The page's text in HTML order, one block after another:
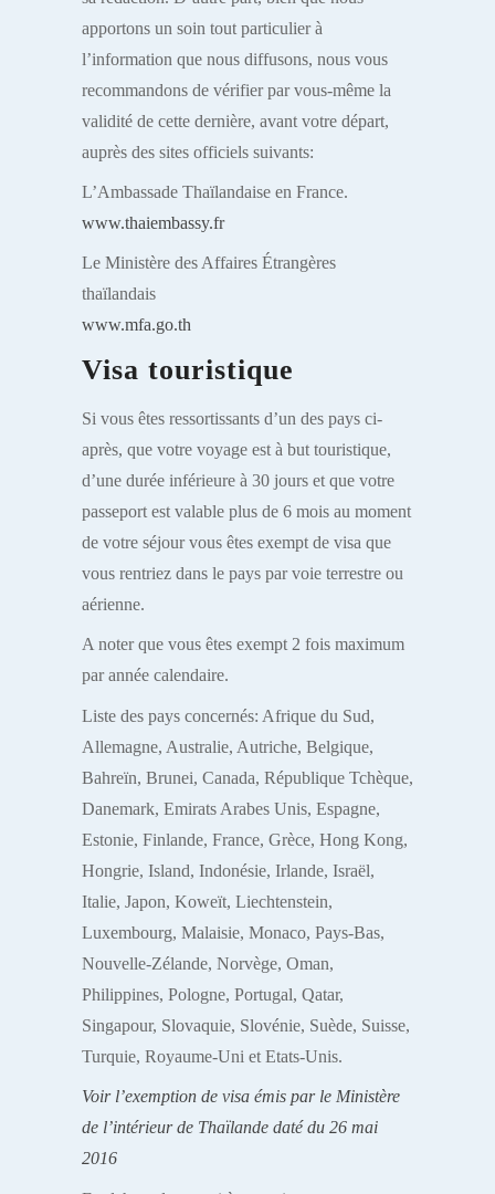
apportons un soin tout particulier à
l’information que nous diffusons, nous vous
recommandons de vérifier par vous-même la
validité de cette dernière, avant votre départ,
auprès des sites officiels suivants:
L’Ambassade Thaïlandaise en France.
www.thaiembassy.fr
Le Ministère des Affaires Étrangères
thaïlandais
www.mfa.go.th
Visa touristique
Si vous êtes ressortissants d’un des pays ci-
après, que votre voyage est à but touristique,
d’une durée inférieure à 30 jours et que votre
passeport est valable plus de 6 mois au moment
de votre séjour vous êtes exempt de visa que
vous rentriez dans le pays par voie terrestre ou
aérienne.
A noter que vous êtes exempt 2 fois maximum
par année calendaire.
Liste des pays concernés: Afrique du Sud,
Allemagne, Australie, Autriche, Belgique,
Bahreïn, Brunei, Canada, République Tchèque,
Danemark, Emirats Arabes Unis, Espagne,
Estonie, Finlande, France, Grèce, Hong Kong,
Hongrie, Island, Indonésie, Irlande, Israël,
Italie, Japon, Koweït, Liechtenstein,
Luxembourg, Malaisie, Monaco, Pays-Bas,
Nouvelle-Zélande, Norvège, Oman,
Philippines, Pologne, Portugal, Qatar,
Singapour, Slovaquie, Slovénie, Suède, Suisse,
Turquie, Royaume-Uni et Etats-Unis.
Voir l’exemption de visa émis par le Ministère
de l’intérieur de Thaïlande daté du 26 mai
2016